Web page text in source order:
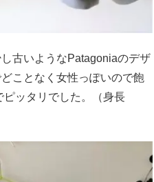
古いようなPatagoniaのデザ
ことなく女性っぽいので飽
ッタリでした。（身長